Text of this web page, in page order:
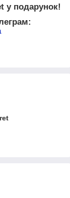
у подарунок!